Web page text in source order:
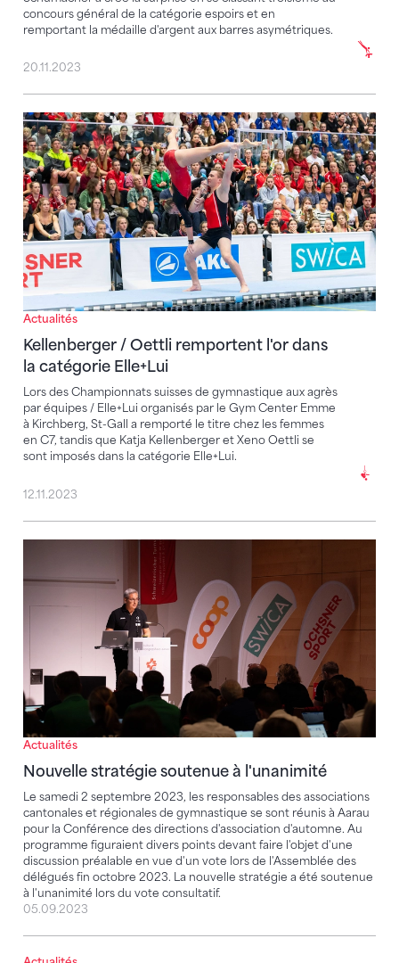
concours général de la catégorie espoirs et en
remportant la médaille d'argent aux barres asymétriques.
20.11.2023
Actualités
Kellenberger / Oettli remportent l'or dans
la catégorie Elle+Lui
Lors des Championnats suisses de gymnastique aux agrès
par équipes / Elle+Lui organisés par le Gym Center Emme
à Kirchberg, St-Gall a remporté le titre chez les femmes
en C7, tandis que Katja Kellenberger et Xeno Oettli se
sont imposés dans la catégorie Elle+Lui.
Kellenberger / Oettli remportent l'or dans la
12.11.2023
Actualités
Nouvelle stratégie soutenue à l'unanimité
Le samedi 2 septembre 2023, les responsables des associations
cantonales et régionales de gymnastique se sont réunis à Aarau
pour la Conférence des directions d'association d'automne. Au
programme figuraient divers points devant faire l'objet d'une
discussion préalable en vue d'un vote lors de l'Assemblée des
délégués fin octobre 2023. La nouvelle stratégie a été soutenue
à l'unanimité lors du vote consultatif.
Nouvelle stratégie soutenue à l'unanimité
05.09.2023